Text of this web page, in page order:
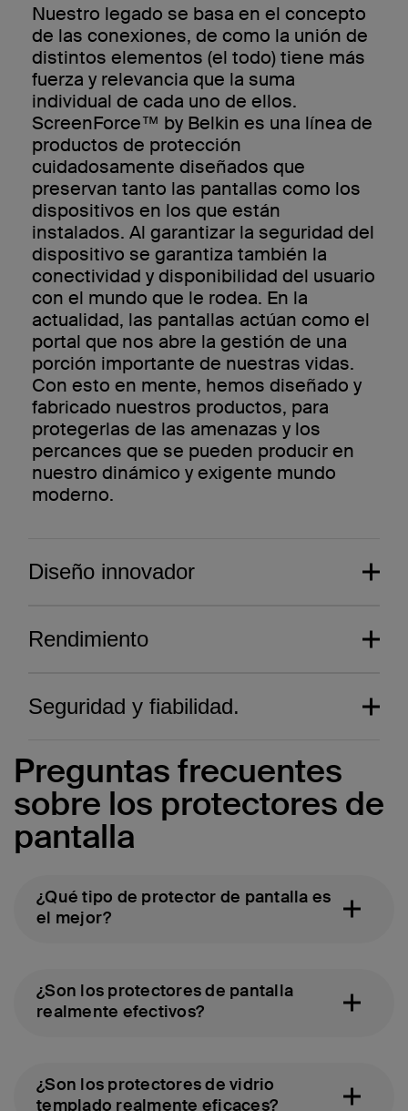
Nuestro legado se basa en el concepto
de las conexiones, de como la unión de
distintos elementos (el todo) tiene más
fuerza y relevancia que la suma
individual de cada uno de ellos.
ScreenForce™ by Belkin es una línea de
productos de protección
cuidadosamente diseñados que
preservan tanto las pantallas como los
dispositivos en los que están
instalados. Al garantizar la seguridad del
dispositivo se garantiza también la
conectividad y disponibilidad del usuario
con el mundo que le rodea. En la
actualidad, las pantallas actúan como el
portal que nos abre la gestión de una
porción importante de nuestras vidas.
Con esto en mente, hemos diseñado y
fabricado nuestros productos, para
protegerlas de las amenazas y los
percances que se pueden producir en
nuestro dinámico y exigente mundo
moderno.
Diseño innovador
Una estética pensada
de protección de pantalla, de forma
exclusiva en Apple Stores a nivel global y
Rendimiento
Rendimiento sin rival.
Diseñado por Schott, el fabricante más
Seguridad y fiabilidad.
Preguntas frecuentes
sobre los protectores de
pantalla
¿Qué tipo de protector de pantalla es
el mejor?
¿Son los protectores de pantalla
realmente efectivos?
¿Son los protectores de vidrio
templado realmente eficaces?